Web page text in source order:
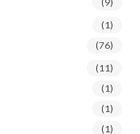
(1)
(76)
(11)
(1)
(1)
(1)